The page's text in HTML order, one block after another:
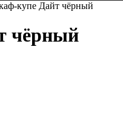
купе Дайт чёрный
чёрный